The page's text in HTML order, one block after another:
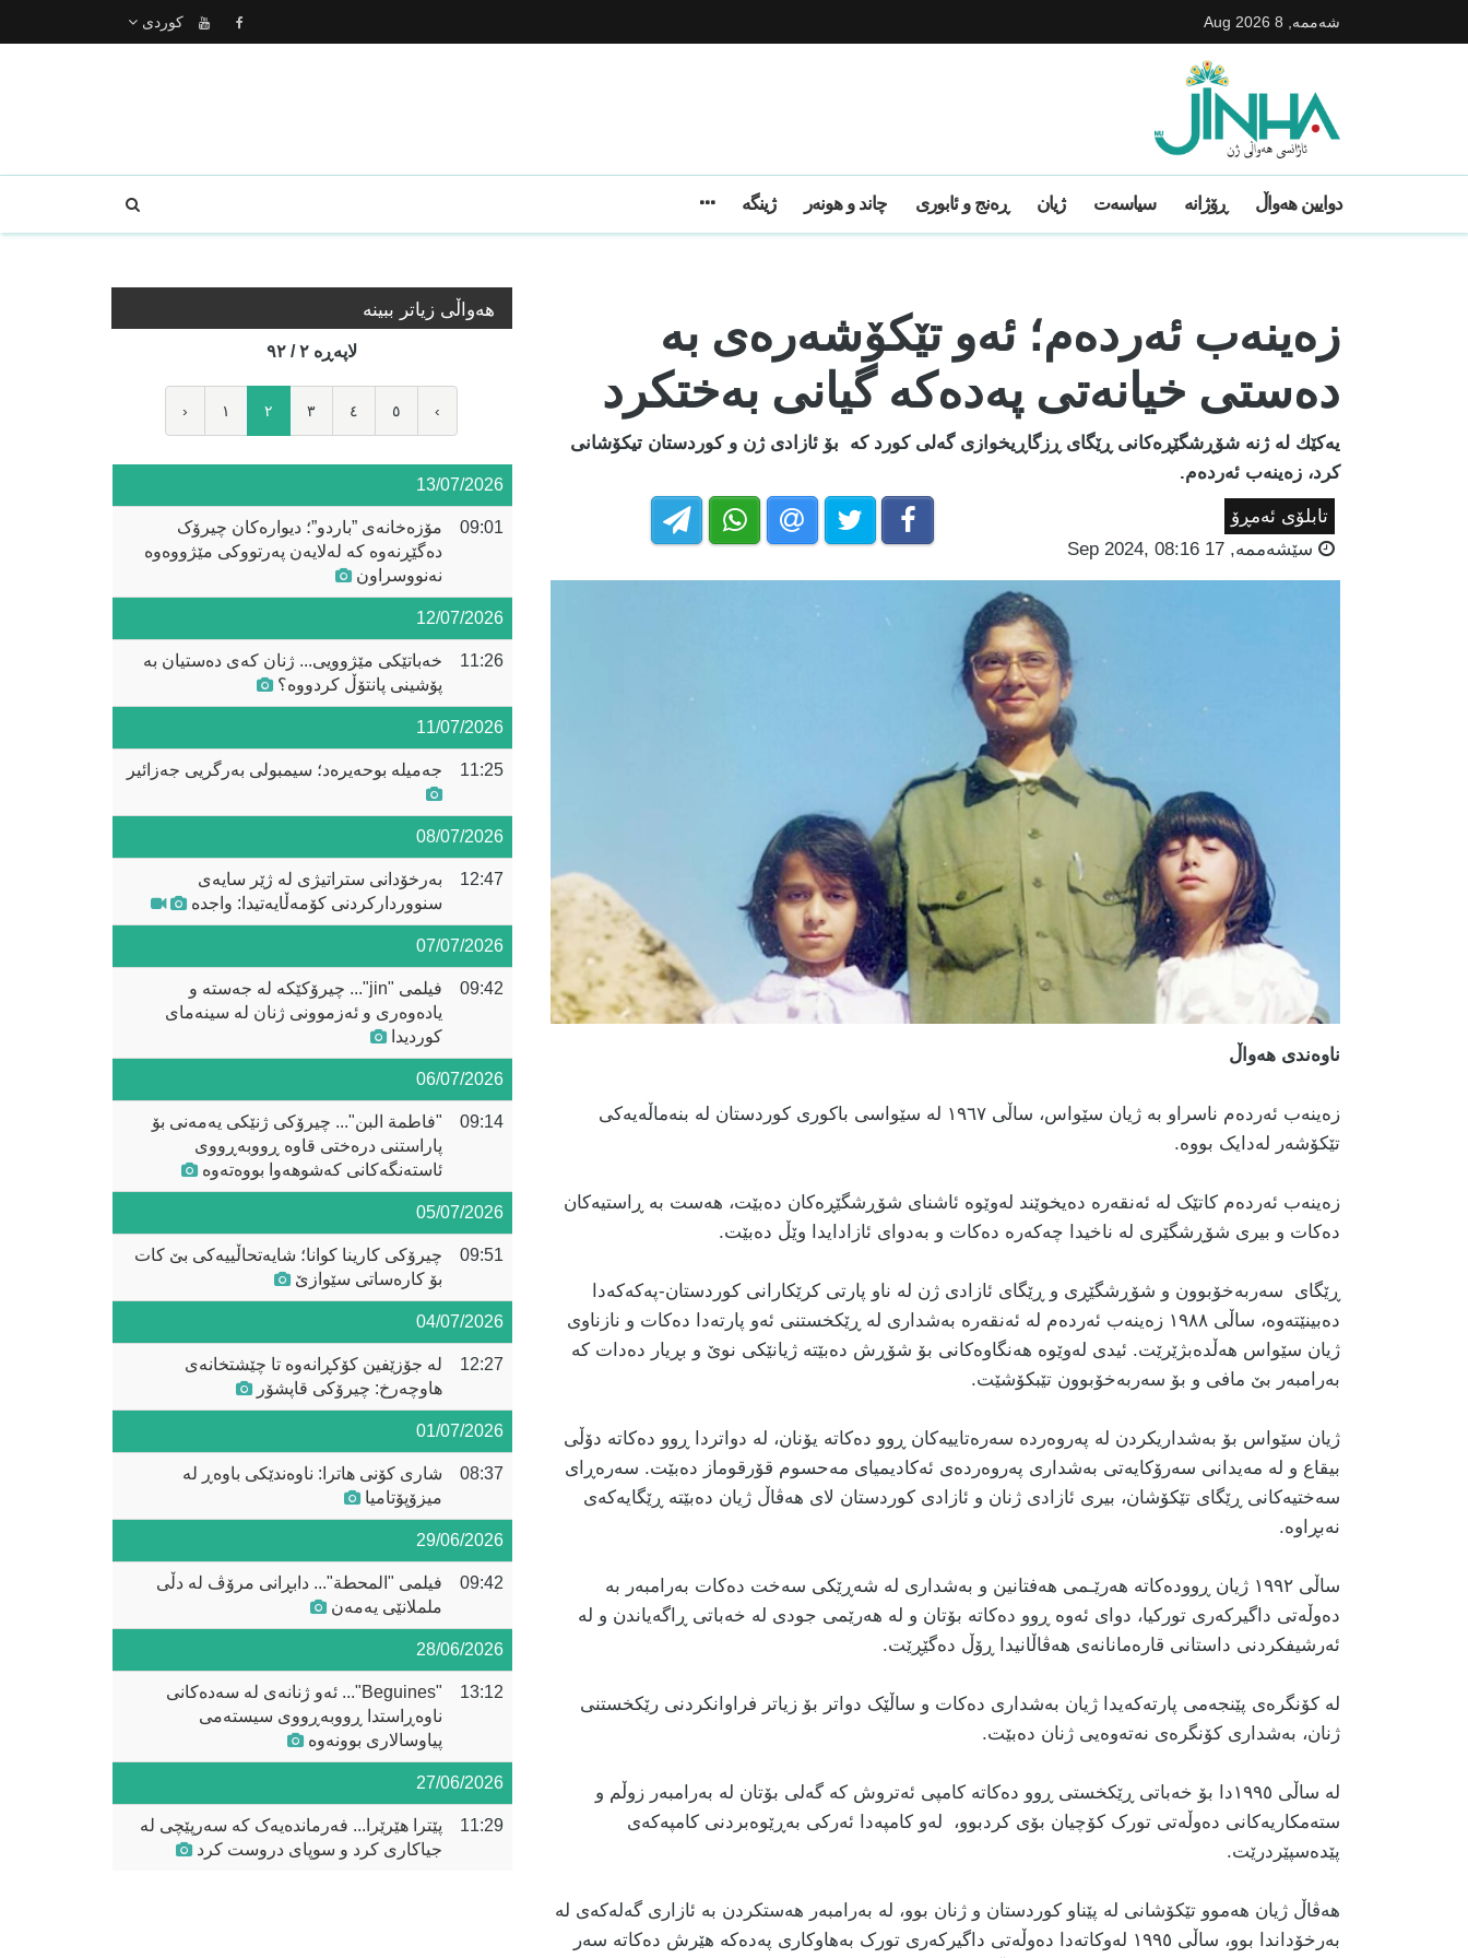
شه‌ممه‌, 8 Aug 2026 كوردى
دوایین ھەواڵ ڕۆژانە سیاسەت ژیان ڕەنج و ئابوری چاند و هونەر ژینگه
زەینەب ئەردەم؛ ئەو تێکۆشەرەی بە
دەستی خیانەتی پەدەکە گیانی بەختکرد
یەکێك لە ژنە شۆڕشگێڕەکانی ڕێگای ڕزگاڕیخوازی گەلی کورد کە بۆ ئازادی ژن و کوردستان تیکۆشانی
کرد، زەینەب ئەردەم.
تابلۆی ئەمڕۆ
سێشه‌ممه‌, 17 Sep 2024, 08:16
ناوەندی هەواڵ
زەینەب ئەردەم ناسراو بە ژیان سێواس، ساڵی ١٩٦٧ لە سێواسی باکوری کوردستان لە بنەماڵەیەکی
تێکۆشەر لەدایک بووە.
زەینەب ئەردەم کاتێک لە ئەنقەرە دەیخوێند لەوێوە ئاشنای شۆڕشگێڕەکان دەبێت، هەست بە ڕاستیەکان
دەکات و بیری شۆڕشگێری لە ناخیدا چەکەرە دەکات و بەدوای ئازادایدا وێڵ دەبێت.
ڕێگای سەربەخۆبوون و شۆڕشگێڕی و ڕێگای ئازادی ژن لە ناو پارتی کرێکارانی کوردستان-پەکەکەدا
دەبینێتەوە، ساڵی ١٩٨٨ زەینەب ئەردەم لە ئەنقەرە بەشداری لە ڕێکخستنی ئەو پارتەدا دەکات و نازناوی
ژیان سێواس هەڵدەبژێرێت. ئیدی لەوێوە هەنگاوەکانی بۆ شۆڕش دەبێتە ژیانێکی نوێ و بڕیار دەدات کە
بەرامبەر بێ مافی و بۆ سەربەخۆبوون تێبکۆشێت.
ژیان سێواس بۆ بەشداریکردن لە پەروەردە سەرەتاییەکان ڕوو دەکاتە یۆنان، لە دواتردا ڕوو دەکاتە دۆڵی
بیقاع و لە مەیدانی سەرۆکایەتی بەشداری پەروەردەی ئەکادیمیای مەحسوم قۆرقوماز دەبێت. سەرەڕای
سەختیەکانی ڕێگای تێکۆشان، بیری ئازادی ژنان و ئازادی کوردستان لای هەڤاڵ ژیان دەبێتە ڕێگایەکەی
نەبڕاوە.
ساڵی ١٩٩٢ ژیان ڕوودەکاتە هەرێـمی هەفتانین و بەشداری لە شەڕێکی سەخت دەکات بەرامبەر بە
دەوڵەتی داگیرکەری تورکیا، دوای ئەوە ڕوو دەکاتە بۆتان و لە هەرێمی جودی لە خەباتی ڕاگەیاندن و لە
ئەرشیفکردنی داستانی قارەمانانەی هەڤاڵانیدا ڕۆڵ دەگێڕێت.
لە کۆنگرەی پێنجەمی پارتەکەیدا ژیان بەشداری دەکات و ساڵێک دواتر بۆ زیاتر فراوانکردنی رێکخستنی
ژنان، بەشداری کۆنگرەی نەتەوەیی ژنان دەبێت.
لە ساڵی ١٩٩٥دا بۆ خەباتی ڕێکخستی ڕوو دەکاتە کامپی ئەتروش کە گەلی بۆتان لە بەرامبەر زوڵم و
ستەمکاریەکانی دەوڵەتی تورک کۆچیان بۆی کردبوو، لەو کامپەدا ئەرکی بەڕێوەبردنی کامپەکەی
پێدەسپێردرێت.
هەڤاڵ ژیان هەموو تێکۆشانی لە پێناو کوردستان و ژنان بوو، لە بەرامبەر هەستکردن بە ئازاری گەلەکەی لە
بەرخۆداندا بوو، ساڵی ١٩٩٥ لەوکاتەدا دەوڵەتی داگیرکەری تورک بەهاوکاری پەدەکە هێرش دەکاتە سەر
هه‌واڵی زیاتر ببینە
لاپه‌ڕه‌ ٢ / ٩٢
‹ ١ ٢ ٣ ٤ ٥ ›
13/07/2026
09:01
مۆزەخانەی ”باردو”؛ دیوارەکان چیرۆک
دەگێڕنەوە کە لەلایەن پەرتووکی مێژووەوە
نەنووسراون
12/07/2026
11:26
خەباتێکی مێژوویی... ژنان کەی دەستیان بە
پۆشینی پانتۆڵ کردووە؟
11/07/2026
11:25 جەمیلە بوحەیرەد؛ سیمبولی بەرگریی جەزائیر
08/07/2026
12:47
بەرخۆدانی ستراتیژی لە ژێر سایەی
سنووردارکردنی کۆمەڵایەتیدا: واجدە
07/07/2026
09:42
فیلمی "jin"... چیرۆکێکە لە جەستە و
یادەوەری و ئەزموونی ژنان لە سینەمای
کوردیدا
06/07/2026
09:14
"فاطمة البن"... چیرۆکی ژنێکی یەمەنی بۆ
پاراستنی درەختی قاوە ڕووبەڕووی
ئاستەنگەکانی کەشوهەوا بووەتەوە
05/07/2026
09:51
چیرۆکی کارینا کوانا؛ شایەتحاڵییەکی بێ کات
بۆ کارەساتی سێوازێ
04/07/2026
12:27
لە جۆزێفین کۆکڕانەوە تا چێشتخانەی
هاوچەرخ: چیرۆکی قاپشۆر
01/07/2026
08:37
شاری کۆنی هاترا: ناوەندێکی باوەڕ لە
میزۆپۆتامیا
29/06/2026
09:42
فیلمی "المحطة"... دابڕانی مرۆڤ لە دڵی
ململانێی یەمەن
28/06/2026
13:12
"Beguines"... ئەو ژنانەی لە سەدەکانی
ناوەڕاستدا ڕووبەڕووی سیستەمی
پیاوسالاری بوونەوە
27/06/2026
11:29
پێترا هێرێرا... فەرماندەیەک کە سەرپێچی لە
جیاکاری کرد و سوپای دروست کرد